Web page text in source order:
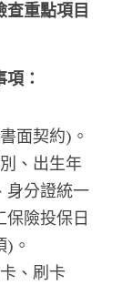
查重點項目
：
面契約)。
、出生年
身分證統一
險投保日
。
、刷卡